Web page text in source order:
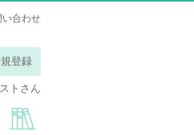
い合わせ
登録
トさん